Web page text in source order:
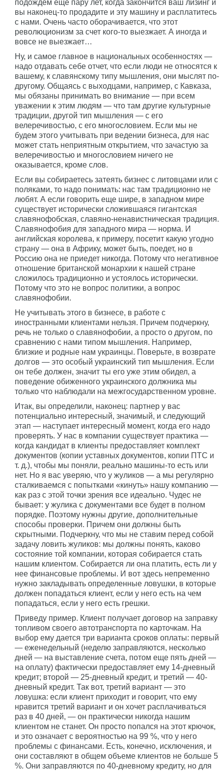
подождем еще пару лет, когда закончится ваш лизинг и
вы наконец-то продадите и эту машину и расплатитесь
с нами. Очень часто оборачивается, что этот
революционизм за счет кого-то выезжает. А иногда и
вовсе не выезжает…
Ну, и самое главное в национальных особенностях —
надо отдавать себе отчет, что если люди не относятся к
вашему, к славянскому типу мышления, они мыслят по-
другому. Общаясь с выходцами, например, с Кавказа,
мы обязаны принимать во внимание — при всем
уважении к этим людям — что там другие культурные
традиции, другой тип мышления — с его
велеречивостью, с его многословием. Если мы не
будем этого учитывать при ведении бизнеса, для нас
может стать неприятным открытием, что зачастую за
велеречивостью и многословием ничего не
оказывается, кроме слов.
Если вы собираетесь затеять бизнес с литовцами или с
поляками, то надо понимать: нас там традиционно не
любят. А если говорить еще шире, в западном мире
существует исторически сложившаяся гигантская
славянофобская, славяно-ненавистническая традиция.
Славянофобия для западного мира — норма. И
английская королева, к примеру, посетит какую угодно
страну — она в Африку, может быть, поедет, но в
Россию она не приедет никогда. Потому что негативное
отношение британской монархии к нашей стране
сложилось традиционно и устоялось исторически.
Потому что это не вопрос политики, а вопрос
славянофобии.
Не учитывать этого в бизнесе, в работе с
иностранными клиентами нельзя. Причем подчеркну,
речь не только о славянофобии, а просто о другом, по
сравнению с нами типом мышления. Например,
близкие и родные нам украинцы. Поверьте, в возврате
долгов — это особый украинский тип мышления. Если
он тебе должен, значит ты его уже этим обидел, а
поведение обиженного украинского должника мы
только что наблюдали на межгосударственном уровне.
Итак, вы определили, наконец: партнер у вас
потенциально интересный, значимый, и следующий
этап — наступает интересный момент, когда его надо
проверять. У нас в компании существует практика —
когда кандидат в клиенты предоставляет комплект
документов (копии уставных документов, копии ПТС и
т. д.), чтобы мы поняли, реально машины-то есть или
нет. Но я вас уверяю, что у жуликов — а мы регулярно
сталкиваемся с попытками «кинуть» нашу компанию —
как раз с этой точки зрения все идеально. Чудес не
бывает: у жулика с документами все будет в полном
порядке. Поэтому нужны другие, дополнительные
способы проверки. Причем они должны быть
скрытными. Подчеркну, что мы не ставим перед собой
задачу ловить жуликов: мы должны понять, каково
состояние той компании, которая собирается стать
нашим клиентом. Собирается ли она платить, есть ли у
нее финансовые проблемы. И вот здесь непременно
нужно закладывать определенные ловушки, в которые
должен попадаться клиент, если у него есть на чем
попадаться, если у него есть грешки.
Приведу пример. Клиент получает договор на заправку
топливом своего автотранспорта по карточкам. На
выбор ему дается три варианта сроков оплаты: первый
— еженедельный (неделю заправляются, несколько
дней — на выставление счета, потом еще пять дней —
на оплату) фактически предоставляет ему 14-дневный
кредит; второй — 25-дневный кредит, и третий — 40-
дневный кредит. Так вот, третий вариант — это
ловушка: если клиент приходит и говорит, что ему
нравится третий вариант и он хочет расплачиваться
раз в 40 дней, — он практически никогда нашим
клиентом не станет. Он просто попался на этот крючок,
и это означает с вероятностью на 99 %, что у него
проблемы с финансами. Есть, конечно, исключения, и
они составляют в общем объеме клиентов не больше 5
%. Они заправляются по 40-дневному кредиту, но для